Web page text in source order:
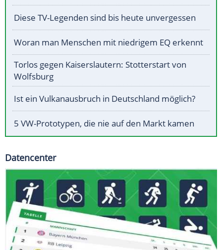
Diese TV-Legenden sind bis heute unvergessen
Woran man Menschen mit niedrigem EQ erkennt
Torlos gegen Kaiserslautern: Stotterstart von
Wolfsburg
Ist ein Vulkanausbruch in Deutschland möglich?
5 VW-Prototypen, die nie auf den Markt kamen
Datencenter